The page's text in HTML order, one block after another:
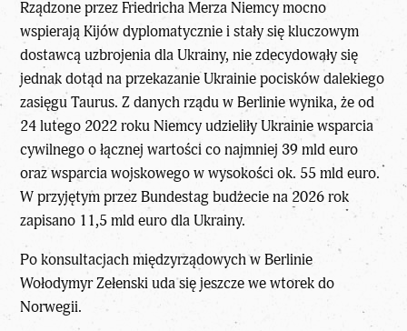
Rządzone przez Friedricha Merza Niemcy mocno
wspierają Kijów dyplomatycznie i stały się kluczowym
dostawcą uzbrojenia dla Ukrainy, nie zdecydowały się
jednak dotąd na przekazanie Ukrainie pocisków dalekiego
zasięgu Taurus. Z danych rządu w Berlinie wynika, że od
24 lutego 2022 roku Niemcy udzieliły Ukrainie wsparcia
cywilnego o łącznej wartości co najmniej 39 mld euro
oraz wsparcia wojskowego w wysokości ok. 55 mld euro.
W przyjętym przez Bundestag budżecie na 2026 rok
zapisano 11,5 mld euro dla Ukrainy.
Po konsultacjach międzyrządowych w Berlinie
Wołodymyr Zełenski uda się jeszcze we wtorek do
Norwegii.